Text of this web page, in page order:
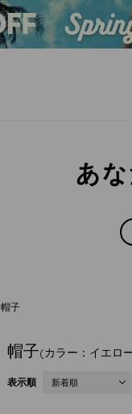
あ
帽子
帽子(カラー：イエロ
表示順 新着順